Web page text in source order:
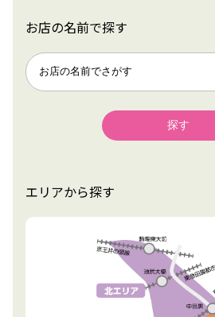
お店の名前で探す
エリアから探す